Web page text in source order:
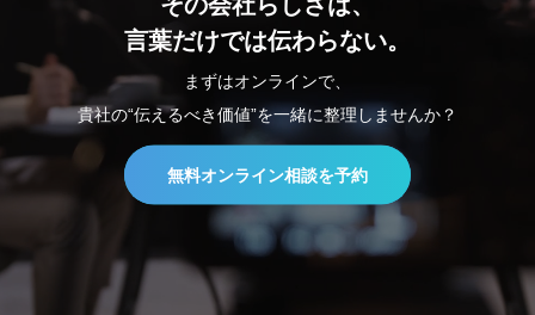
言葉だけでは伝わらない。
まずはオンラインで、
貴社の“伝えるべき価値”を一緒に整理しませんか？
無料オンライン相談を予約